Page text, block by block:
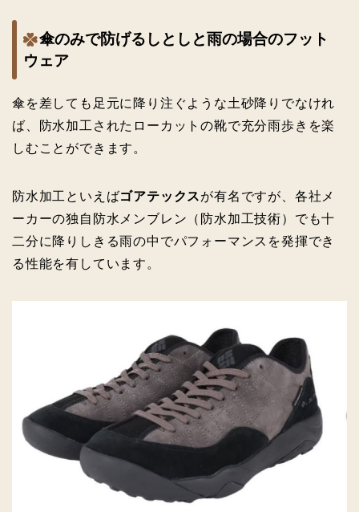
傘のみで防げるしとしと雨の場合のフット
ウェア
傘を差しても足元に降り注ぐような土砂降りでなけれ
ば、防水加工されたローカットの靴で充分雨歩きを楽
しむことができます。
防水加工といえばゴアテックスが有名ですが、各社メ
ーカーの独自防水メンブレン（防水加工技術）でも十
二分に降りしきる雨の中でパフォーマンスを発揮でき
る性能を有しています。